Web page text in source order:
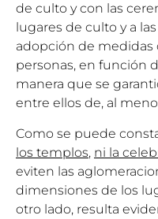
de culto y con las
lugares de culto y a
adopción de medidas
personas, en función
manera que se
entre ellos de, al
Como se puede
los templos, ni la
eviten las
dimensiones de los
otro lado, resulta